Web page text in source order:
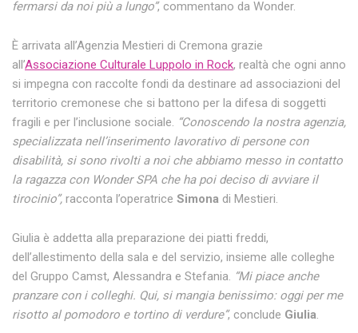
fermarsi da noi più a lungo”, commentano da Wonder.
È arrivata all’Agenzia Mestieri di Cremona grazie
all’Associazione Culturale Luppolo in Rock, realtà che ogni anno
si impegna con raccolte fondi da destinare ad associazioni del
territorio cremonese che si battono per la difesa di soggetti
fragili e per l’inclusione sociale. “Conoscendo la nostra agenzia,
specializzata nell’inserimento lavorativo di persone con
disabilità, si sono rivolti a noi che abbiamo messo in contatto
la ragazza con Wonder SPA che ha poi deciso di avviare il
tirocinio”, racconta l’operatrice Simona di Mestieri.
Giulia è addetta alla preparazione dei piatti freddi,
dell’allestimento della sala e del servizio, insieme alle colleghe
del Gruppo Camst, Alessandra e Stefania. “Mi piace anche
pranzare con i colleghi. Qui, si mangia benissimo: oggi per me
risotto al pomodoro e tortino di verdure”, conclude Giulia.